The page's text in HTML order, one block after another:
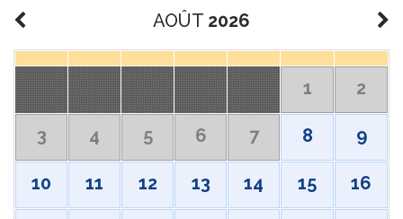
AOÛT 2026
1 2
3 4 5 6 7 8 9
10 11 12 13 14 15 16